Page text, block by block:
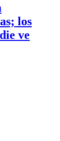
los
ve